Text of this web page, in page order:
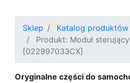
Sklep
Katalog produktów
Produkt: Moduł
[022997033CX]
Oryginalne części do